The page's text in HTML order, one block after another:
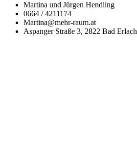
Martina und Jürgen Hendling
0664 / 4211174
Martina@mehr-raum.at
Aspanger Straße 3, 2822 Bad Erlach